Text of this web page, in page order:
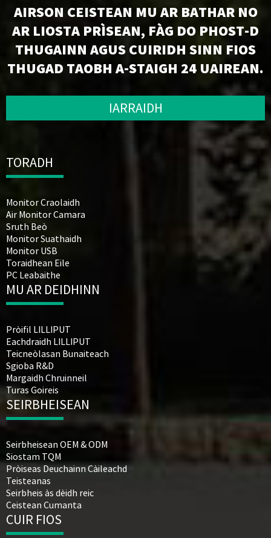
AIRSON CEISTEAN MU AR BATHAR NO
AR LIOSTA PRÌSEAN, FÀG DO PHOST-D
THUGAINN AGUS CUIRIDH SINN FIOS
THUGAD TAOBH A-STAIGH 24 UAIREAN.
IARRAIDH
TORADH
Monitor Craolaidh
Air Monitor Camara
Sruth Beò
Monitor Suathaidh
Monitor USB
Toraidhean Eile
PC Leabaithe
MU AR DEIDHINN
Pròifil LILLIPUT
Eachdraidh LILLIPUT
Teicneòlasan Bunaiteach
Sgioba R&D
Margaidh Chruinneil
Turas Goireis
SEIRBHEISEAN
Seirbheisean OEM & ODM
Siostam TQM
Pròiseas Deuchainn Càileachd
Teisteanas
Seirbheis às dèidh reic
Ceistean Cumanta
CUIR FIOS